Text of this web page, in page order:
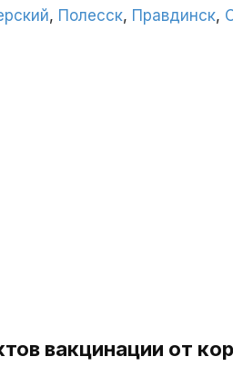
, Полесск, Правдинск,
вакцинации от